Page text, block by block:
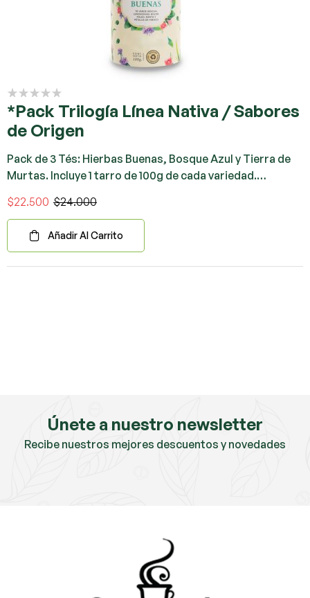
*Pack Trilogía Línea Nativa / Sabores
de Origen
Pack de 3 Tés: Hierbas Buenas, Bosque Azul y Tierra de
Murtas. Incluye 1 tarro de 100g de cada variedad.…
$24.000
$22.500
Añadir Al Carrito
Únete a nuestro newsletter
Recibe nuestros mejores descuentos y novedades